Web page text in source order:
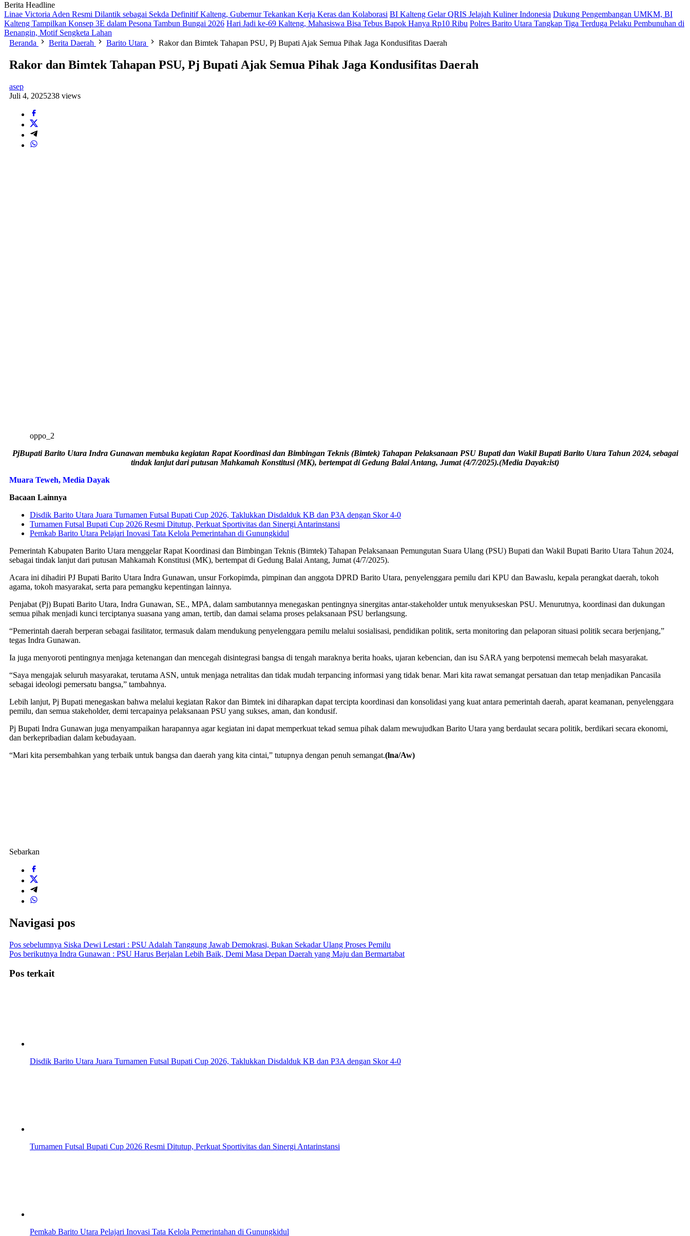
Berita Headline
Linae Victoria Aden Resmi Dilantik sebagai Sekda Definitif Kalteng, Gubernur Tekankan Kerja Keras dan Kolaborasi BI Kalteng Gelar QRIS Jelajah Kuliner Indonesia Dukung Pengembangan UMKM, BI
Kalteng Tampilkan Konsep 3E dalam Pesona Tambun Bungai 2026 Hari Jadi ke-69 Kalteng, Mahasiswa Bisa Tebus Bapok Hanya Rp10 Ribu Polres Barito Utara Tangkap Tiga Terduga Pelaku Pembunuhan di
Benangin, Motif Sengketa Lahan
Beranda
Berita Daerah Barito Utara Rakor dan Bimtek Tahapan PSU, Pj Bupati Ajak Semua Pihak Jaga Kondusifitas Daerah
Rakor dan Bimtek Tahapan PSU, Pj Bupati Ajak Semua Pihak Jaga Kondusifitas Daerah
asep
Juli 4, 2025238 views
oppo_2
PjBupati Barito Utara Indra Gunawan membuka kegiatan Rapat Koordinasi dan Bimbingan Teknis (Bimtek) Tahapan Pelaksanaan PSU Bupati dan Wakil Bupati Barito Utara Tahun 2024, sebagai
tindak lanjut dari putusan Mahkamah Konstitusi (MK), bertempat di Gedung Balai Antang, Jumat (4/7/2025).(Media Dayak:ist)
Muara Teweh, Media Dayak
Bacaan Lainnya
Disdik Barito Utara Juara Turnamen Futsal Bupati Cup 2026, Taklukkan Disdalduk KB dan P3A dengan Skor 4-0
Turnamen Futsal Bupati Cup 2026 Resmi Ditutup, Perkuat Sportivitas dan Sinergi Antarinstansi
Pemkab Barito Utara Pelajari Inovasi Tata Kelola Pemerintahan di Gunungkidul
Pemerintah Kabupaten Barito Utara menggelar Rapat Koordinasi dan Bimbingan Teknis (Bimtek) Tahapan Pelaksanaan Pemungutan Suara Ulang (PSU) Bupati dan Wakil Bupati Barito Utara Tahun 2024,
sebagai tindak lanjut dari putusan Mahkamah Konstitusi (MK), bertempat di Gedung Balai Antang, Jumat (4/7/2025).
Acara ini dihadiri PJ Bupati Barito Utara Indra Gunawan, unsur Forkopimda, pimpinan dan anggota DPRD Barito Utara, penyelenggara pemilu dari KPU dan Bawaslu, kepala perangkat daerah, tokoh
agama, tokoh masyarakat, serta para pemangku kepentingan lainnya.
Penjabat (Pj) Bupati Barito Utara, Indra Gunawan, SE., MPA, dalam sambutannya menegaskan pentingnya sinergitas antar-stakeholder untuk menyukseskan PSU. Menurutnya, koordinasi dan dukungan
semua pihak menjadi kunci terciptanya suasana yang aman, tertib, dan damai selama proses pelaksanaan PSU berlangsung.
“Pemerintah daerah berperan sebagai fasilitator, termasuk dalam mendukung penyelenggara pemilu melalui sosialisasi, pendidikan politik, serta monitoring dan pelaporan situasi politik secara berjenjang,”
tegas Indra Gunawan.
Ia juga menyoroti pentingnya menjaga ketenangan dan mencegah disintegrasi bangsa di tengah maraknya berita hoaks, ujaran kebencian, dan isu SARA yang berpotensi memecah belah masyarakat.
“Saya mengajak seluruh masyarakat, terutama ASN, untuk menjaga netralitas dan tidak mudah terpancing informasi yang tidak benar. Mari kita rawat semangat persatuan dan tetap menjadikan Pancasila
sebagai ideologi pemersatu bangsa,” tambahnya.
Lebih lanjut, Pj Bupati menegaskan bahwa melalui kegiatan Rakor dan Bimtek ini diharapkan dapat tercipta koordinasi dan konsolidasi yang kuat antara pemerintah daerah, aparat keamanan, penyelenggara
pemilu, dan semua stakeholder, demi tercapainya pelaksanaan PSU yang sukses, aman, dan kondusif.
Pj Bupati Indra Gunawan juga menyampaikan harapannya agar kegiatan ini dapat memperkuat tekad semua pihak dalam mewujudkan Barito Utara yang berdaulat secara politik, berdikari secara ekonomi,
dan berkepribadian dalam kebudayaan.
“Mari kita persembahkan yang terbaik untuk bangsa dan daerah yang kita cintai,” tutupnya dengan penuh semangat.(lna/Aw)
Sebarkan
Navigasi pos
Pos sebelumnya Siska Dewi Lestari : PSU Adalah Tanggung Jawab Demokrasi, Bukan Sekadar Ulang Proses Pemilu
Pos berikutnya Indra Gunawan : PSU Harus Berjalan Lebih Baik, Demi Masa Depan Daerah yang Maju dan Bermartabat
Pos terkait
Disdik Barito Utara Juara Turnamen Futsal Bupati Cup 2026, Taklukkan Disdalduk KB dan P3A dengan Skor 4-0
Turnamen Futsal Bupati Cup 2026 Resmi Ditutup, Perkuat Sportivitas dan Sinergi Antarinstansi
Pemkab Barito Utara Pelajari Inovasi Tata Kelola Pemerintahan di Gunungkidul